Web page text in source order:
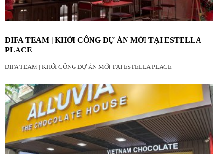
DIFA TEAM | KHỞI CÔNG DỰ ÁN MỚI TẠI ESTELLA
PLACE
DIFA TEAM | KHỞI CÔNG DỰ ÁN MỚI TẠI ESTELLA PLACE